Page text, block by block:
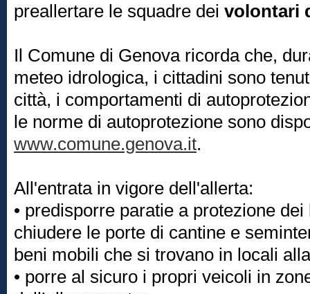
preallertare le squadre dei volontari
Il Comune di Genova ricorda che,
meteo idrologica, i cittadini sono
città, i comportamenti di
le norme di autoprotezione sono
www.comune.genova.it.
All'entrata in vigore dell'allerta:
• predisporre paratie a protezione
chiudere le porte di cantine e
beni mobili che si trovano in locali
• porre al sicuro i propri veicoli in